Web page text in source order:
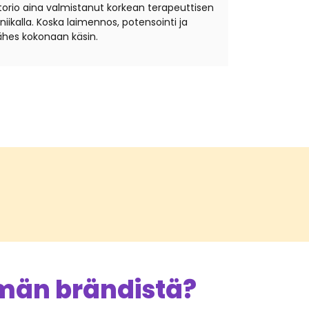
aina valmistanut korkean terapeuttisen
Koska laimennos, potensointi ja
kokonaan käsin.
brändistä?